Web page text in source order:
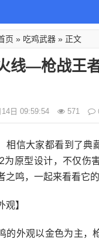
页 » 吃鸡武器 » 正文
线—枪战王
日 09:59:54 571
相信大家都看到了
为原型设计，不仅伤
之鸣，一起来看看它的
观】
的外观以金色为主，